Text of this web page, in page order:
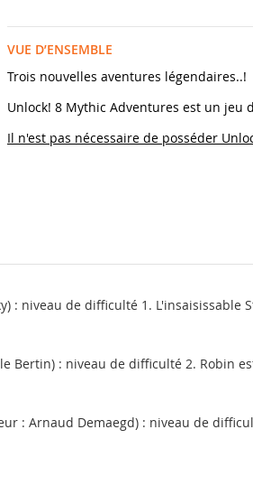
VUE D’ENSEMBLE
Trois nouvelles aventures légendaires..!
Unlock! 8 Mythic Adventures est un jeu
Il n'est pas nécessaire de posséder
: niveau de difficulté 1. L'insaisissable
Bertin) : niveau de difficulté 2. Robin
: Arnaud Demaegd) : niveau de